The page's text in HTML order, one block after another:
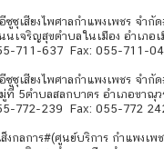
ซุเสียงไพศาลกำแพงเพชร จำกั
เจริญสุขตำบลในเมือง อำเภอเ
711-637 Fax: 055-711-
ซุเสียงไพศาลกำแพงเพชร จำกั
ที่ 5ตำบลสลกบาตร อำเภอขาณุ
772-239 Fax: 055-772
ส็งกลการ#(ศูนย์บริการ กำแพงเพ